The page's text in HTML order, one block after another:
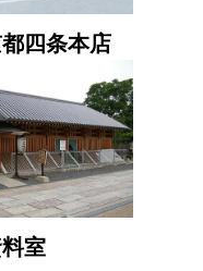
四条本店
室